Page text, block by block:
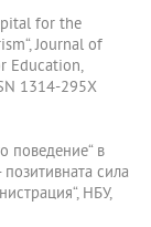
for the
Journal of
Education,
1314-295X
поведение“ в
сила
НБУ,